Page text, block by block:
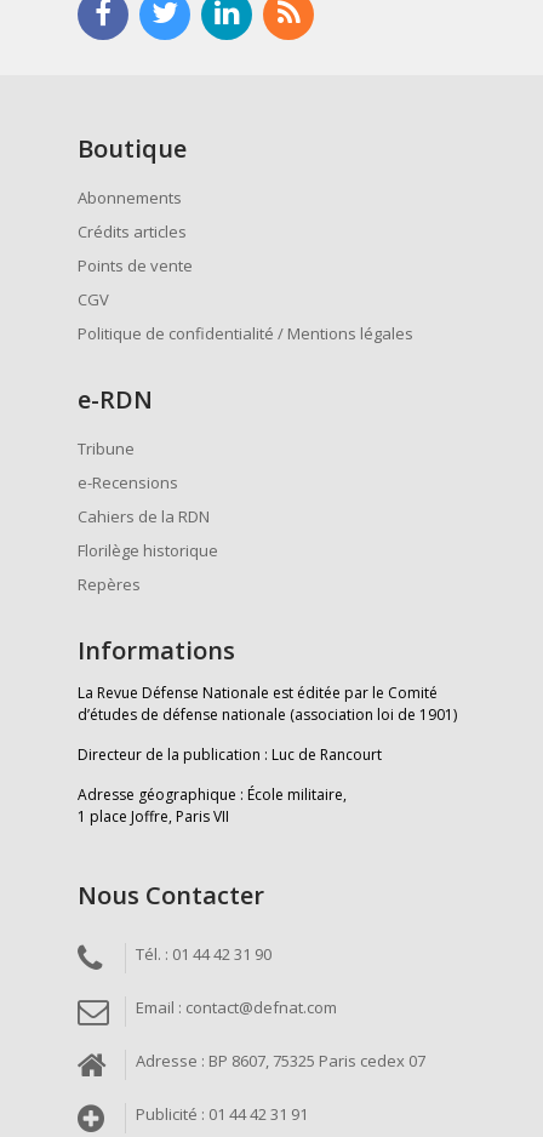
Boutique
Abonnements
Crédits articles
Points de vente
CGV
Politique de confidentialité / Mentions légales
e-RDN
Tribune
e-Recensions
Cahiers de la RDN
Florilège historique
Repères
Informations
La Revue Défense Nationale est éditée par le Comité
d’études de défense nationale (association loi de 1901)
Directeur de la publication : Luc de Rancourt
Adresse géographique : École militaire,
1 place Joffre, Paris VII
Nous Contacter
Tél. : 01 44 42 31 90
Email : contact@defnat.com
Adresse : BP 8607, 75325 Paris cedex 07
Publicité : 01 44 42 31 91